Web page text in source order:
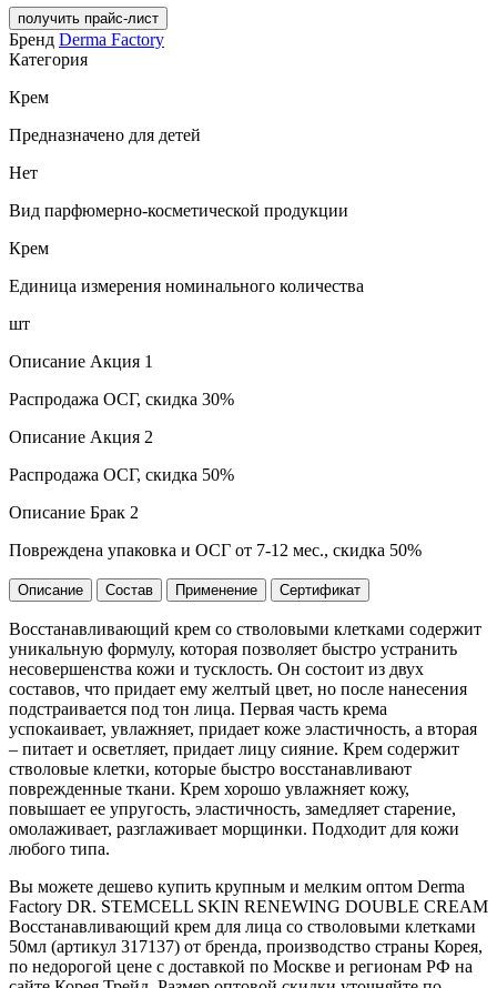
получить прайс-лист
Бренд Derma Factory
Категория
Крем
Предназначено для детей
Нет
Вид парфюмерно-косметической продукции
Крем
Единица измерения номинального количества
шт
Описание Акция 1
Распродажа ОСГ, скидка 30%
Описание Акция 2
Распродажа ОСГ, скидка 50%
Описание Брак 2
Повреждена упаковка и ОСГ от 7-12 мес., скидка 50%
Описание Состав Применение Сертификат
Восстанавливающий крем со стволовыми клетками содержит
уникальную формулу, которая позволяет быстро устранить
несовершенства кожи и тусклость. Он состоит из двух
составов, что придает ему желтый цвет, но после нанесения
подстраивается под тон лица. Первая часть крема
успокаивает, увлажняет, придает коже эластичность, а вторая
– питает и осветляет, придает лицу сияние. Крем содержит
стволовые клетки, которые быстро восстанавливают
поврежденные ткани. Крем хорошо увлажняет кожу,
повышает ее упругость, эластичность, замедляет старение,
омолаживает, разглаживает морщинки. Подходит для кожи
любого типа.
Вы можете дешево купить крупным и мелким оптом Derma
Factory DR. STEMCELL SKIN RENEWING DOUBLE CREAM
Восстанавливающий крем для лица со стволовыми клетками
50мл (артикул 317137) от бренда, производство страны Корея,
по недорогой цене с доставкой по Москве и регионам РФ на